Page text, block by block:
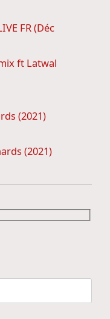
FR (Déc
ft Latwal
(2021)
(2021)